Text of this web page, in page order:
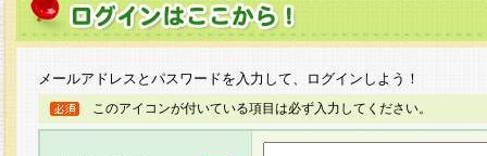
メールアドレスとパスワードを入力して、ログインしよう！
このアイコンが付いている項目は必ず入力してください。